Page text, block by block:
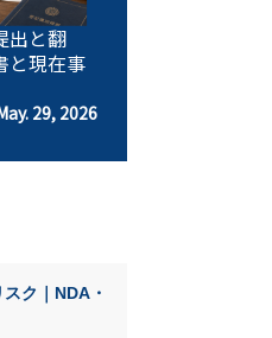
出と翻
と現在事
29, 2026
ク｜NDA・